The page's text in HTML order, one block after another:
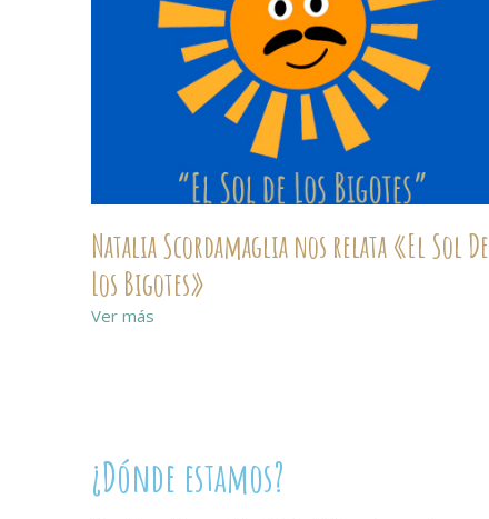
Natalia Scordamaglia nos relata «El Sol De
Los Bigotes»
Ver más
¿Dónde estamos?